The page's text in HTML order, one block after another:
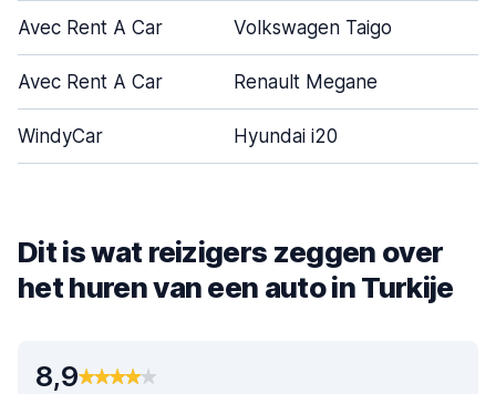
Avec Rent A Car Volkswagen Taigo
Avec Rent A Car Renault Megane
WindyCar Hyundai i20
Dit is wat reizigers zeggen over
het huren van een auto in Turkije
8,9